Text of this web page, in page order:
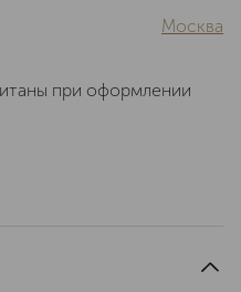
Москва
при оформлении